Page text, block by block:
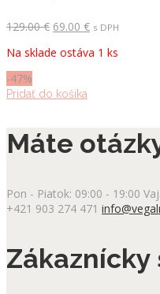
129.00€ Pôvodná
bola:
69.00 €Aktuálna
je:
s DPH
Na sklade ostáva 1 ks
-47%
Pridať do košíka
Máte
Pon - Piatok: 09:00 - 19:00
+421 903 274 471
Zákaznícky